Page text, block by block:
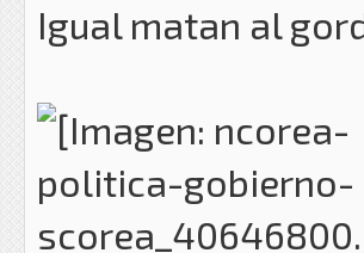
Igual matan al